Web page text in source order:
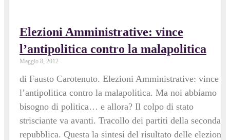
Elezioni Amministrative: vince
l’antipolitica contro la malapolitica
Maggio 8, 2012
di Fausto Carotenuto. Elezioni Amministrative: vince
l’antipolitica contro la malapolitica. Ma noi abbiamo
bisogno di politica… e allora? Il colpo di stato
strisciante va avanti. Tracollo dei partiti della seconda
repubblica. Questa la sintesi del risultato delle elezioni